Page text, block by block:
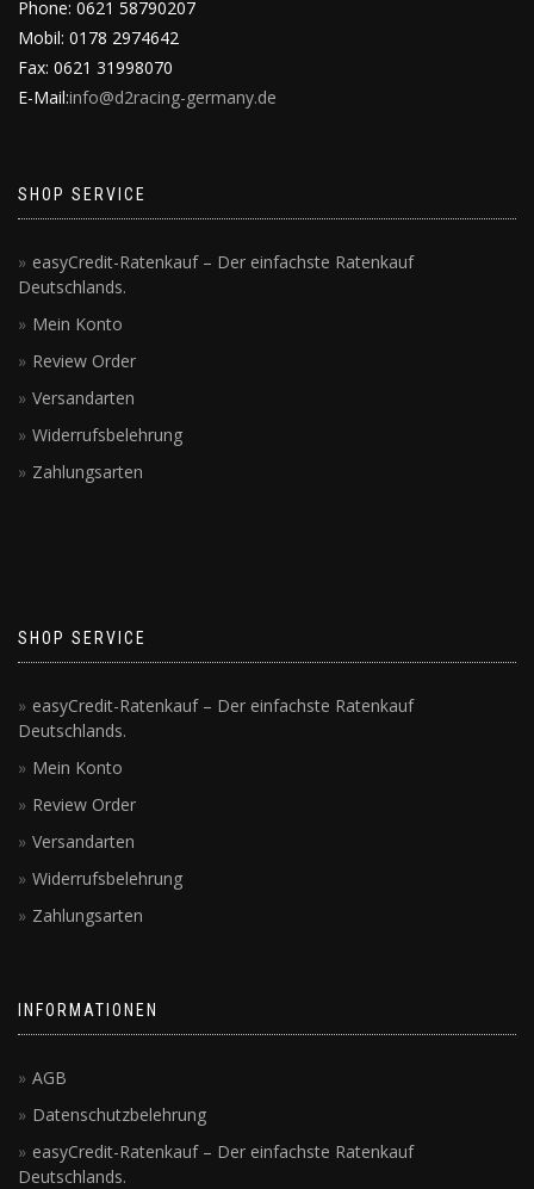
Phone: 0621 58790207
Mobil: 0178 2974642
Fax: 0621 31998070
E-Mail:info@d2racing-germany.de
SHOP SERVICE
easyCredit-Ratenkauf – Der einfachste Ratenkauf
Deutschlands.
Mein Konto
Review Order
Versandarten
Widerrufsbelehrung
Zahlungsarten
SHOP SERVICE
easyCredit-Ratenkauf – Der einfachste Ratenkauf
Deutschlands.
Mein Konto
Review Order
Versandarten
Widerrufsbelehrung
Zahlungsarten
INFORMATIONEN
AGB
Datenschutzbelehrung
easyCredit-Ratenkauf – Der einfachste Ratenkauf
Deutschlands.